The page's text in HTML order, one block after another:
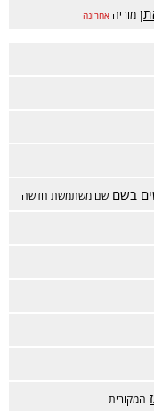
מוריה אחרונה
בשם שם משתמשת חדשה
המקורית